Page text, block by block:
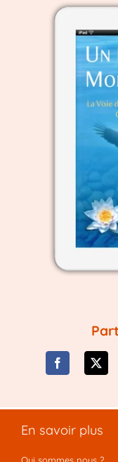
En savoir plus
Qui sommes nous ?